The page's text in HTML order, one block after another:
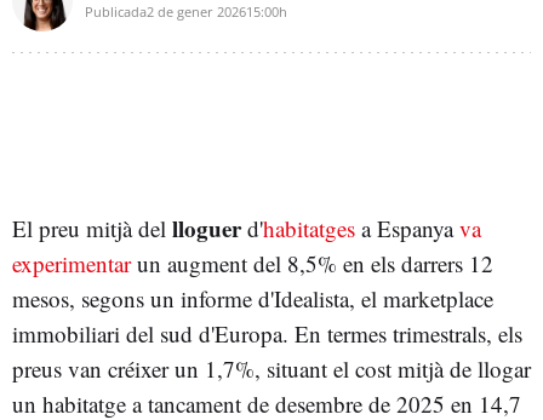
Publicada2 de gener 202615:00h
El preu mitjà del lloguerd'habitatges a Espanyava
experimentarun augment del 8,5% en els darrers 12
mesos, segons un informe d'Idealista, el marketplace
immobiliari del sud d'Europa. En termes trimestrals, els
preus van créixer un 1,7%, situant el cost mitjà de llogar
un habitatge a tancament de desembre de 2025 en 14,7